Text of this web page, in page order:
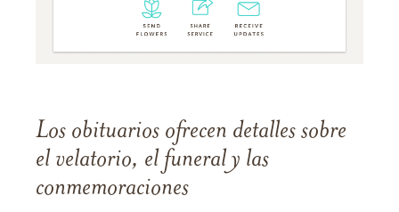
Los obituarios ofrecen detalles sobre
el velatorio, el funeral y las
conmemoraciones